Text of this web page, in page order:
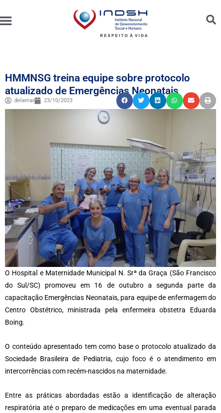
HMMNSG treina equipe sobre protocolo
atualizado de Emergências Neonatais
delamar 23/10/2023
O Hospital e Maternidade Municipal N. Srª da Graça (São Francisco
do Sul/SC) promoveu em 16 de outubro a segunda parte da
capacitação Emergências Neonatais, para equipe de enfermagem do
Centro Obstétrico, ministrada pela enfermeira obstetra Eduarda
Boing.
O conteúdo apresentado tem como base o protocolo atualizado da
Sociedade Brasileira de Pediatria, cujo foco é o atendimento em
intercorrências com recém-nascidos na maternidade.
Entre as práticas abordadas estão a identificação de alteração
respiratória até o preparo de medicações em uma eventual parada